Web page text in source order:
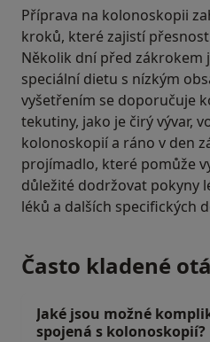
Příprava na kolonoskopii
kroků, které zajistí
Několik dní před zákrokem
speciální dietu s nízkým
vyšetřením se doporučuje
tekutiny, jako je čirý vývar,
kolonoskopií a ráno v den
projímadlo, které pomůže
důležité dodržovat pokyny
léků a dalších specifických
Často kladené
Jaké jsou možné
spojená s kolonoskopií?